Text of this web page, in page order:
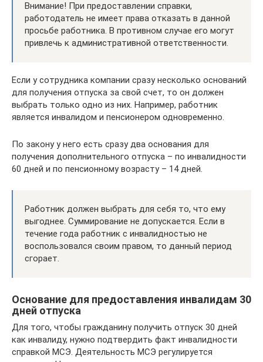
Внимание! При предоставлении справки,
работодатель не имеет права отказать в данной
просьбе работника. В противном случае его могут
привлечь к административной ответственности.
Если у сотрудника компании сразу несколько оснований
для получения отпуска за свой счет, то он должен
выбрать только одно из них. Например, работник
является инвалидом и пенсионером одновременно.
По закону у него есть сразу два основания для
получения дополнительного отпуска – по инвалидности
60 дней и по пенсионному возрасту – 14 дней.
Работник должен выбрать для себя то, что ему
выгоднее. Суммирование не допускается. Если в
течение года работник с инвалидностью не
воспользовался своим правом, то данный период
сгорает.
Основание для предоставления инвалидам 30
дней отпуска
Для того, чтобы гражданину получить отпуск 30 дней
как инвалиду, нужно подтвердить факт инвалидности
справкой МСЭ. Деятельность МСЭ регулируется